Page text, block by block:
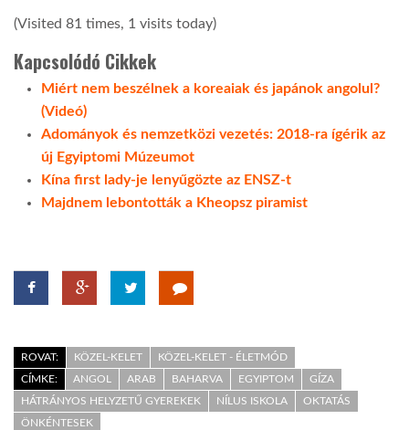
(Visited 81 times, 1 visits today)
Kapcsolódó Cikkek
Miért nem beszélnek a koreaiak és japánok angolul?
(Videó)
Adományok és nemzetközi vezetés: 2018-ra ígérik az
új Egyiptomi Múzeumot
Kína first lady-je lenyűgözte az ENSZ-t
Majdnem lebontották a Kheopsz piramist
ROVAT: KÖZEL-KELET
KÖZEL-KELET - ÉLETMÓD
CÍMKE:
ANGOL ARAB BAHARVA EGYIPTOM
GÍZA
HÁTRÁNYOS HELYZETŰ GYEREKEK
NÍLUS ISKOLA
OKTATÁS
ÖNKÉNTESEK